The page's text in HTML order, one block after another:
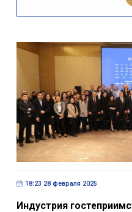
18:23 28 февраля 2025
Индустрия